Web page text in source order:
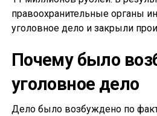
правоохранительные органы
уголовное дело и закрыли
Почему было
уголовное дело
Дело было возбуждено по